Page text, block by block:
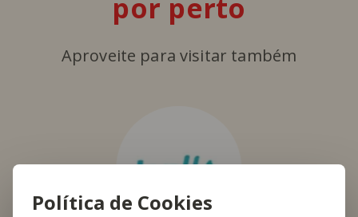
Política de Cookies
por perto
Aproveite para visitar também